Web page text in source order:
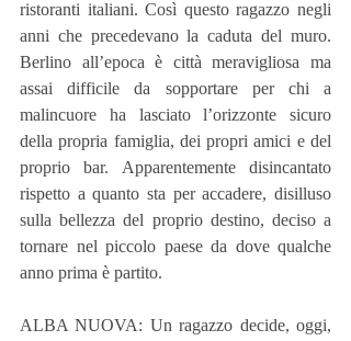
ristoranti italiani. Così questo ragazzo negli
anni che precedevano la caduta del muro.
Berlino all’epoca è città meravigliosa ma
assai difficile da sopportare per chi a
malincuore ha lasciato l’orizzonte sicuro
della propria famiglia, dei propri amici e del
proprio bar. Apparentemente disincantato
rispetto a quanto sta per accadere, disilluso
sulla bellezza del proprio destino, deciso a
tornare nel piccolo paese da dove qualche
anno prima è partito.
ALBA NUOVA: Un ragazzo decide, oggi,